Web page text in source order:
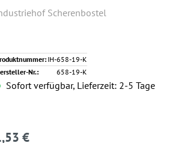
Scherenbostel
IH-658-19-K
Nr.:
658-19-K
Sofort verfügbar, Lieferzeit: 2-5 Tage
Preis:
€